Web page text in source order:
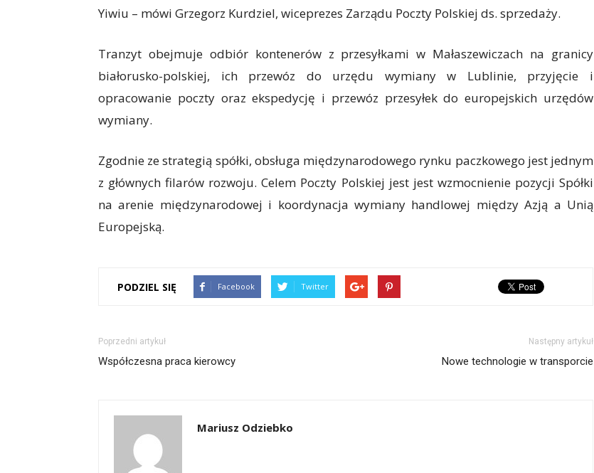
Yiwiu – mówi Grzegorz Kurdziel, wiceprezes Zarządu Poczty Polskiej ds. sprzedaży.
Tranzyt obejmuje odbiór kontenerów z przesyłkami w Małaszewiczach na granicy
białorusko-polskiej, ich przewóz do urzędu wymiany w Lublinie, przyjęcie i
opracowanie poczty oraz ekspedycję i przewóz przesyłek do europejskich urzędów
wymiany.
Zgodnie ze strategią spółki, obsługa międzynarodowego rynku paczkowego jest jednym
z głównych filarów rozwoju. Celem Poczty Polskiej jest jest wzmocnienie pozycji Spółki
na arenie międzynarodowej i koordynacja wymiany handlowej między Azją a Unią
Europejską.
PODZIEL SIĘ Facebook Twitter
Poprzedni artykuł
Współczesna praca kierowcy
Następny artykuł
Nowe technologie w transporcie
Mariusz Odziebko